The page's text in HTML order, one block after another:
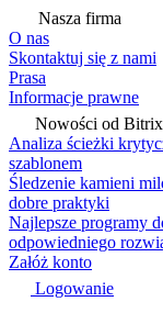
Nasza firma
O nas
Skontaktuj się z nami
Prasa
Informacje prawne
Nowości od
Analiza ścieżki
szablonem
Śledzenie kamieni
dobre praktyki
Najlepsze programy
odpowiedniego
Załóż konto
Logowanie